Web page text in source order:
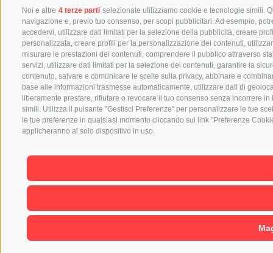
Noi e altre 4 terze parti selezionate utilizziamo cookie e tecnologie simili.
navigazione e, previo tuo consenso, per scopi pubblicitari. Ad esempio,
accedervi, utilizzare dati limitati per la selezione della pubblicità, creare
personalizzata, creare profili per la personalizzazione dei contenuti,
misurare le prestazioni dei contenuti, comprendere il pubblico attraverso
servizi, utilizzare dati limitati per la selezione dei contenuti, garantire la
contenuto, salvare e comunicare le scelte sulla privacy, abbinare e
base alle informazioni trasmesse automaticamente, utilizzare dati di
liberamente prestare, rifiutare o revocare il tuo consenso senza incorrere
simili. Utilizza il pulsante "Gestisci Preferenze" per personalizzare le tue
le tue preferenze in qualsiasi momento cliccando sul link "Preferenze
applicheranno al solo dispositivo in uso.